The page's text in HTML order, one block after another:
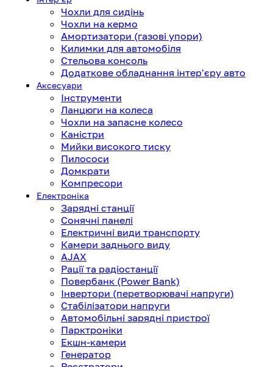
Чохли для сидінь
Чохли на кермо
Амортизатори (газові упори)
Килимки для автомобіля
Стельова консоль
Додаткове обладнання інтер'єру авто
Аксесуари
Інструменти
Ланцюги на колеса
Чохли на запасне колесо
Каністри
Мийки високого тиску
Пилососи
Домкрати
Компресори
Електроніка
Зарядні станції
Сонячні панелі
Електричні види транспорту
Камери заднього виду
AJAX
Рації та радіостанції
Повербанк (Power Bank)
Інвертори (перетворювачі напруги)
Стабілізатори напруги
Автомобільні зарядні пристрої
Парктроніки
Екшн-камери
Генератор